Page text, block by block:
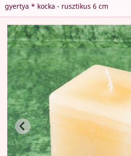
gyertya * kocka - rusztikus 6 cm